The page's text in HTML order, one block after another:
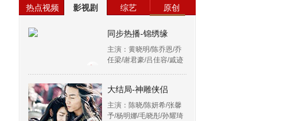
热点视频 影视剧 综艺 原创
同步热播-锦绣缘
主演：黄晓明/陈乔恩/乔
任梁/谢君豪/吕佳容/戚迹
大结局-神雕侠侣
主演：陈晓/陈妍希/张馨
予/杨明娜/毛晓彤/孙耀琦